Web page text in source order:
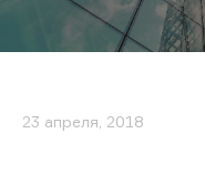
23 апреля, 2018